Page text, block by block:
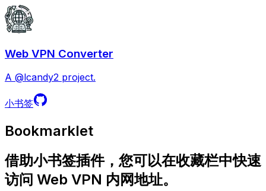
Web VPN Converter
A @lcandy2 project.
小书签
Bookmarklet
借助小书签插件，您可以在收藏栏中快速
访问 Web VPN 内网地址。